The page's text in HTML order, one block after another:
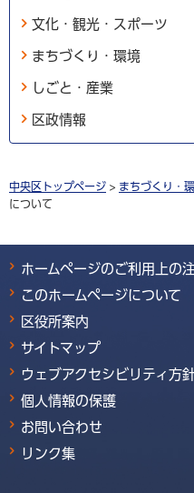
文化・観光・スポーツ
まちづくり・環境
しごと・産業
区政情報
中央区トップページ > まちづくり・
について
ホームページのご利用上の
このホームページについて
区役所案内
サイトマップ
ウェブアクセシビリティ方
個人情報の保護
お問い合わせ
リンク集